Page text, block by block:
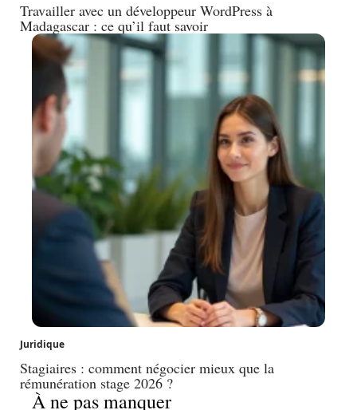
Travailler avec un développeur WordPress à
Madagascar : ce qu’il faut savoir
Juridique
Stagiaires : comment négocier mieux que la
rémunération stage 2026 ?
À ne pas manquer